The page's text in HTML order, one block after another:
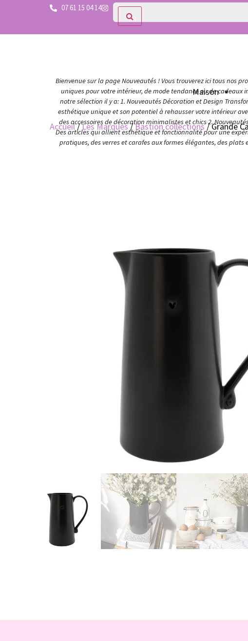
07 61 15 04 14
Bienvenue sur la page Nouveautés ! Vous trouverez ici tous nos
uniques pour votre intérieur, de mode tendance ou de
notre sélection il y a: 1. Nouveautés Décoration et Design
esthétique unique et son potentiel à rehausser votre intérieur
des accessoires de décoration minimalistes et chics 2.
Des articles qui allient esthétique et fonctionnalité pour une
pratiques, des verres et carafes aux formes élégantes, des
Maison
Accueil/Les Marques/Bastion collections/ Grande